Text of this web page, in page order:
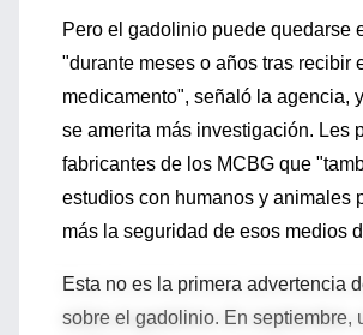
Pero el gadolinio puede quedarse
"durante meses o años tras recibir
medicamento", señaló la agencia,
se amerita más investigación. Les
fabricantes de los MCBG que
estudios con humanos y animales
más la seguridad de esos medios
Esta no es la primera advertencia
sobre el gadolinio. En septiembre,